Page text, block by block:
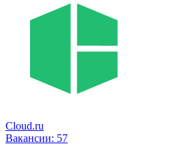
Cloud.ru
Вакансии: 57